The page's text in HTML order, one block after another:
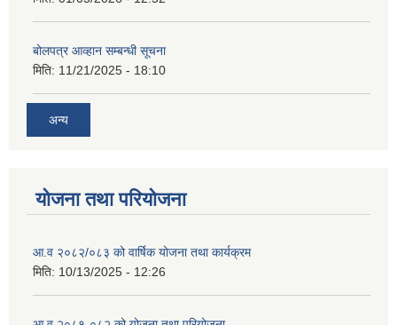
बोलपत्र आव्हान सम्बन्धी सूचना
मिति: 11/21/2025 - 18:10
अन्य
योजना तथा परियोजना
आ.व २०८२/०८३ को वार्षिक योजना तथा कार्यक्रम
मिति: 10/13/2025 - 12:26